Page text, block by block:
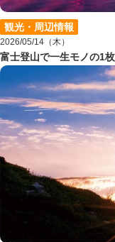
観光・周辺情報
2026/05/14（木）
富士登山で一生モノの1